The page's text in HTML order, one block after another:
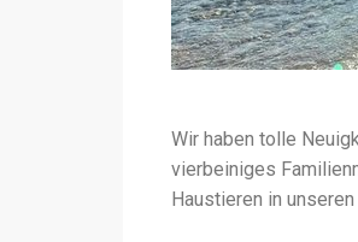
Wir haben tolle
vierbeiniges
Haustieren in unseren